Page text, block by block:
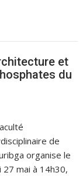
et
du
de
organise le
27 mai à 14h30,